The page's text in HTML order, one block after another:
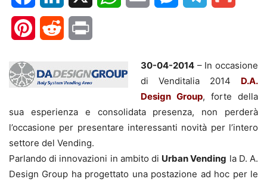
PinterestReddit
30-04-2014 – In occasione
di Venditalia 2014 D.A.
Design Group, forte della
sua esperienza e consolidata presenza, non perderà
l’occasione per presentare interessanti novità per l’intero
settore del Vending.
Parlando di innovazioni in ambito di Urban Vending la D. A.
Design Group ha progettato una postazione ad hoc per le